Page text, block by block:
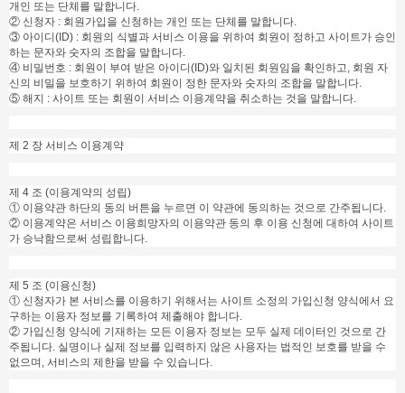
개인 또는 단체를 말합니다.
② 신청자 : 회원가입을 신청하는 개인 또는 단체를 말합니다.
③ 아이디(ID) : 회원의 식별과 서비스 이용을 위하여 회원이 정하고 사이트가 승인
하는 문자와 숫자의 조합을 말합니다.
④ 비밀번호 : 회원이 부여 받은 아이디(ID)와 일치된 회원임을 확인하고, 회원 자
신의 비밀을 보호하기 위하여 회원이 정한 문자와 숫자의 조합을 말합니다.
⑤ 해지 : 사이트 또는 회원이 서비스 이용계약을 취소하는 것을 말합니다.
제 2 장 서비스 이용계약
제 4 조 (이용계약의 성립)
① 이용약관 하단의 동의 버튼을 누르면 이 약관에 동의하는 것으로 간주됩니다.
② 이용계약은 서비스 이용희망자의 이용약관 동의 후 이용 신청에 대하여 사이트
가 승낙함으로써 성립합니다.
제 5 조 (이용신청)
① 신청자가 본 서비스를 이용하기 위해서는 사이트 소정의 가입신청 양식에서 요
구하는 이용자 정보를 기록하여 제출해야 합니다.
② 가입신청 양식에 기재하는 모든 이용자 정보는 모두 실제 데이터인 것으로 간
주됩니다. 실명이나 실제 정보를 입력하지 않은 사용자는 법적인 보호를 받을 수
없으며, 서비스의 제한을 받을 수 있습니다.